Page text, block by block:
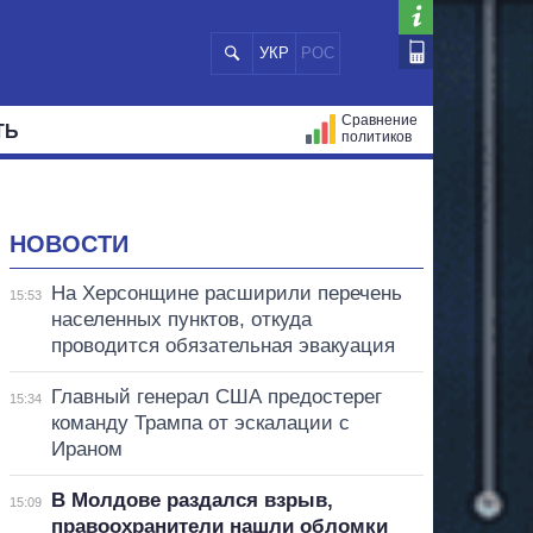
УКР РОС
Сравнение
политиков
НОВОСТИ
15:53
На Херсонщине расширили перечень
населенных пунктов, откуда
проводится обязательная эвакуация
15:34
Главный генерал США предостерег
команду Трампа от эскалации с
Ираном
15:09
В Молдове раздался взрыв,
правоохранители нашли обломки